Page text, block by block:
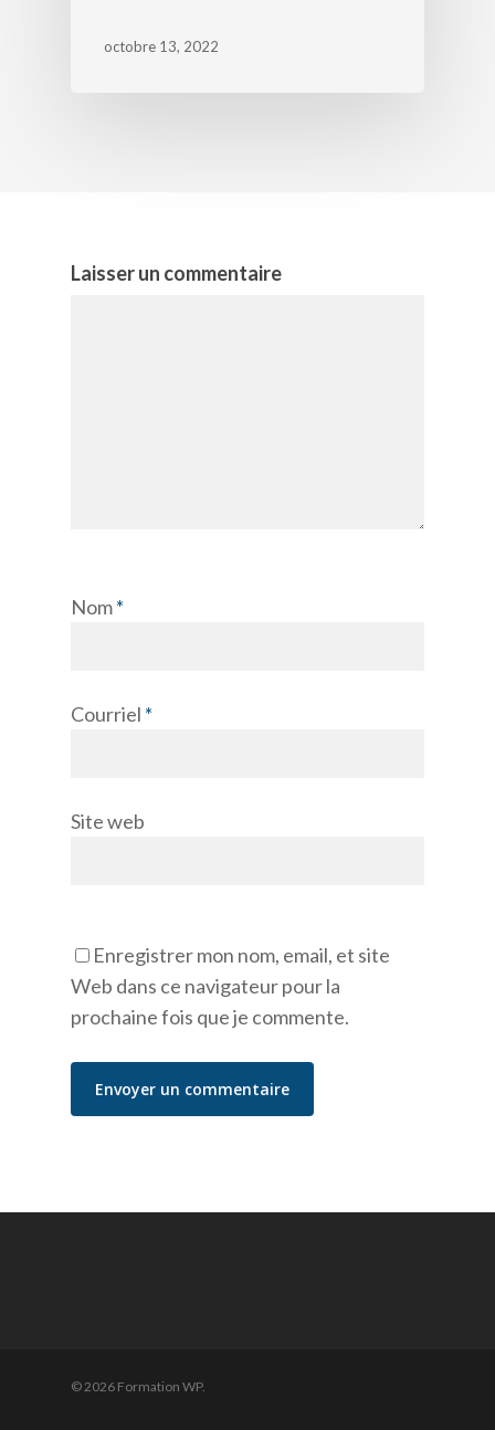
octobre 13, 2022
Laisser un commentaire
Nom*
Courriel *
Site web
Enregistrer mon nom, email, et site
Web dans ce navigateur pour la
prochaine fois que je commente.
© 2026 Formation WP.